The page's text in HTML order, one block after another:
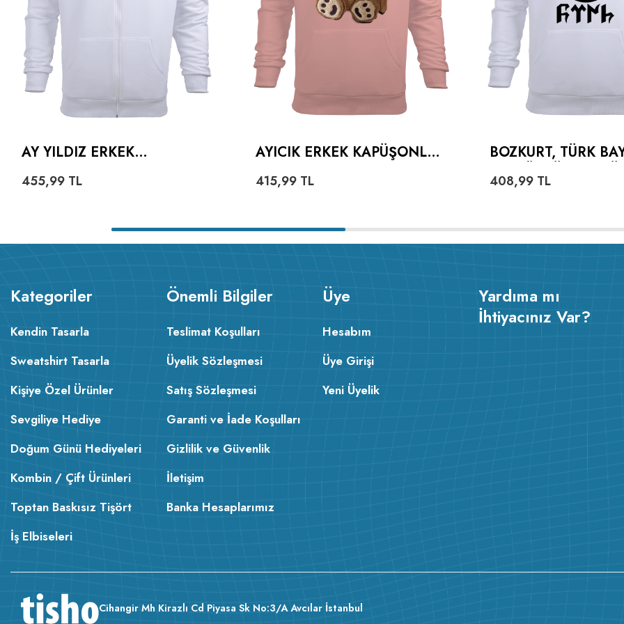
AY YILDIZ ERKEK
455,99 TL
AYICIK ERKEK KAPÜŞONLU
415,99 TL
BOZKURT, TÜRK
YAZILI ERKEK
408,99 TL
Kategoriler
Kendin Tasarla
Sweatshirt Tasarla
Kişiye Özel Ürünler
Sevgiliye Hediye
Doğum Günü Hediyeleri
Kombin / Çift Ürünleri
Toptan Baskısız Tişört
İş Elbiseleri
Önemli Bilgiler
Teslimat Koşulları
Üyelik Sözleşmesi
Satış Sözleşmesi
Garanti ve İade Koşulları
Gizlilik ve Güvenlik
İletişim
Banka Hesaplarımız
Üye
Hesabım
Üye Girişi
Yeni Üyelik
Yardıma mı
İhtiyacınız Var?
Cihangir Mh Kirazlı Cd Piyasa Sk No:3/A Avcılar İstanbul